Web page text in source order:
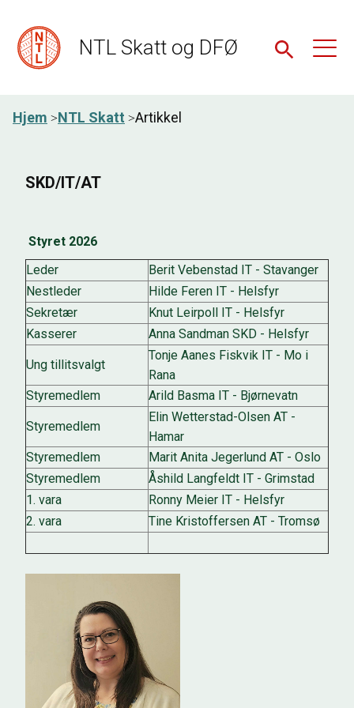
NTL Skatt og DFØ
Hjem NTL Skatt Artikkel
SKD/IT/AT
Styret 2026
Leder
Berit Vebenstad IT - Stavanger
Nestleder
Hilde Feren IT - Helsfyr
Sekretær
Knut Leirpoll IT - Helsfyr
Kasserer
Anna Sandman SKD - Helsfyr
Ung tillitsvalgt
Tonje Aanes Fiskvik IT - Mo i
Rana
Styremedlem
Arild Basma IT - Bjørnevatn
Styremedlem
Elin Wetterstad-Olsen AT -
Hamar
Styremedlem
Marit Anita Jegerlund AT - Oslo
Styremedlem
Åshild Langfeldt IT - Grimstad
1. vara
Ronny Meier IT - Helsfyr
2. vara
Tine Kristoffersen AT - Tromsø